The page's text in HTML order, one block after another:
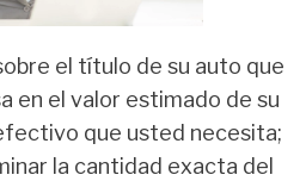
el título de su auto que
en el valor estimado de su
que usted necesita;
la cantidad exacta del